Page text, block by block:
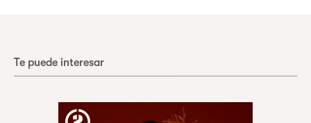
Te puede interesar